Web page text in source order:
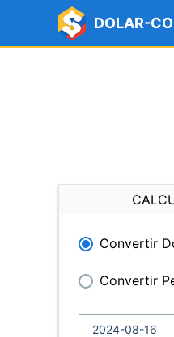
DOLAR-
Convertir
Convertir